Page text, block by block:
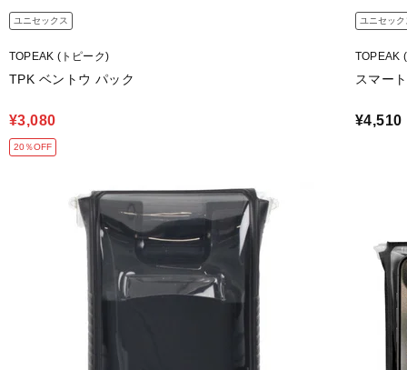
ユニセックス
TOPEAK (トピーク)
TPK ベントウ パック
¥3,080
20％OFF
ユニセック
TOPEAK
スマー
¥4,510